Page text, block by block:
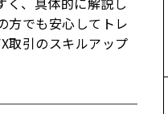
方でも安心してトレ
取引のスキルアップ